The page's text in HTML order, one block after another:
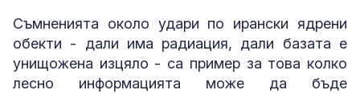
Съмненията около удари по ирански ядрени
обекти - дали има радиация, дали базата е
унищожена изцяло - са пример за това колко
лесно информацията може да бъде